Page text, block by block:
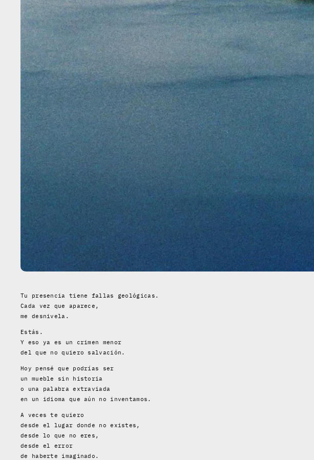
Tu presencia tiene fallas geológicas.
Cada vez que aparece,
me desnivela.
Estás.
Y eso ya es un crimen menor
del que no quiero salvación.
Hoy pensé que podrías ser
un mueble sin historia
o una palabra extraviada
en un idioma que aún no inventamos.
A veces te quiero
desde el lugar donde no existes,
desde lo que no eres,
desde el error
de haberte imaginado.